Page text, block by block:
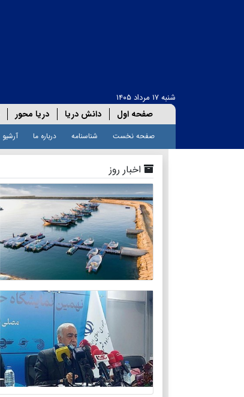
شنبه ۱۷ مرداد ۱۴۰۵
صفحه اول دانش دریا دریا محور
صفحه نخست شناسنامه درباره ما آرشیو
اخبار روز